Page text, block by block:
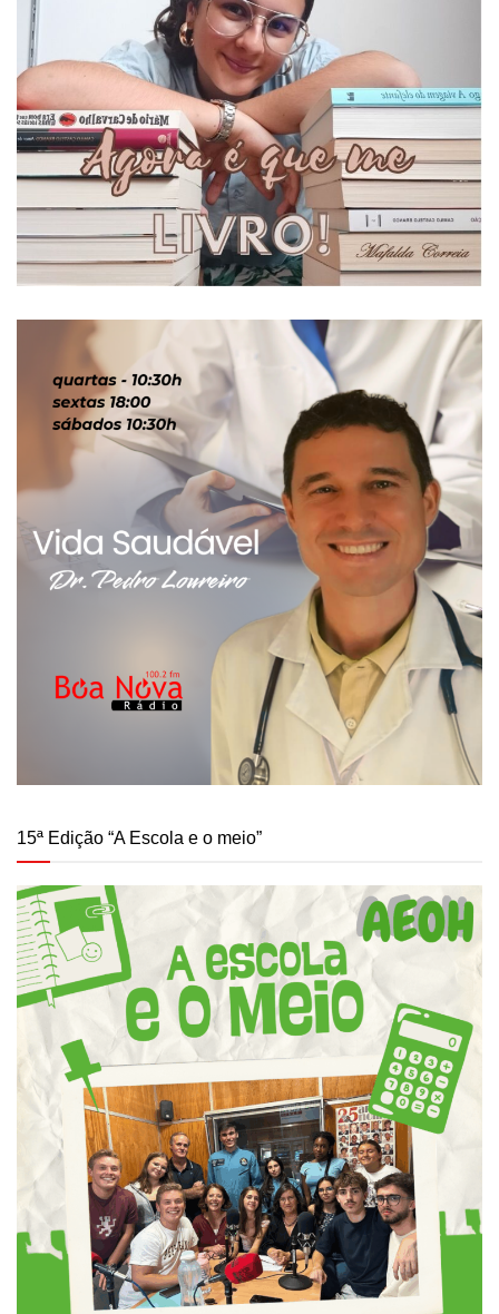
15ª Edição “A Escola e o meio”